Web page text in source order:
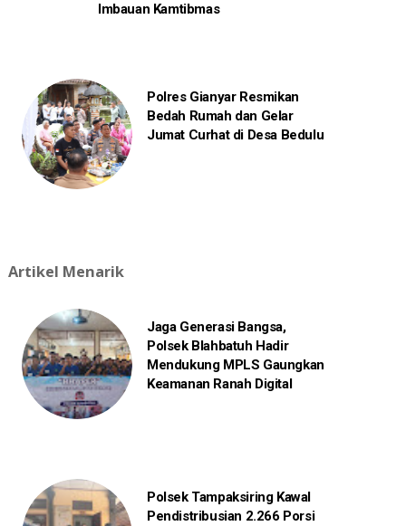
Imbauan Kamtibmas
Polres Gianyar Resmikan
Bedah Rumah dan Gelar
Jumat Curhat di Desa Bedulu
Artikel Menarik
Jaga Generasi Bangsa,
Polsek Blahbatuh Hadir
Mendukung MPLS Gaungkan
Keamanan Ranah Digital
Polsek Tampaksiring Kawal
Pendistribusian 2.266 Porsi